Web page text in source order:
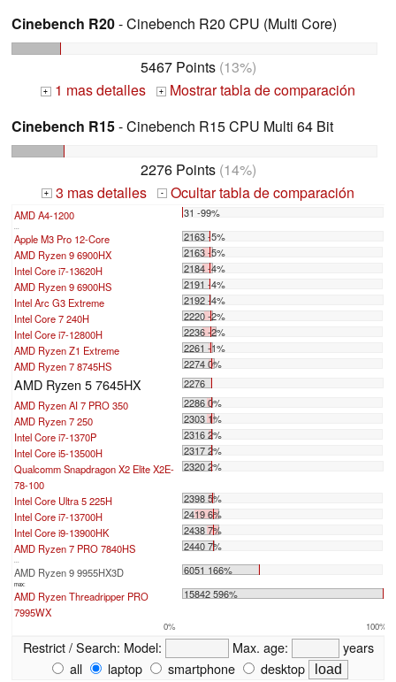
Cinebench R20- Cinebench R20 CPU (Multi Core)
5467 Points(13%)
+ 1 mas detalles +
Mostrar tabla de comparación
Cinebench R15- Cinebench R15 CPU Multi 64 Bit
2276 Points(14%)
+ 3 mas detalles - Ocultar tabla de comparación
AMD A4-1200 31 -99%
Apple M3 Pro 12-Core
2163 -5%
AMD Ryzen 9 6900HX
2163 -5%
Intel Core i7-13620H
2184 -4%
AMD Ryzen 9 6900HS
2191 -4%
Intel Arc G3 Extreme
2192 -4%
Intel Core 7 240H
2220 -2%
Intel Core i7-12800H
2236 -2%
AMD Ryzen Z1 Extreme
2261 -1%
AMD Ryzen 7 8745HS
2274 0%
AMD Ryzen 5 7645HX
2276
AMD Ryzen AI 7 PRO 350
2286 0%
AMD Ryzen 7 250
2303 1%
Intel Core i7-1370P
2316 2%
Intel Core i5-13500H
2317 2%
Qualcomm Snapdragon X2 Elite X2E-
78-100
2320 2%
Intel Core Ultra 5 225H
2398 5%
Intel Core i7-13700H
2419 6%
Intel Core i9-13900HK
2438 7%
AMD Ryzen 7 PRO 7840HS
2440 7%
AMD Ryzen 9 9955HX3D 6051 166%
max:
AMD Ryzen Threadripper PRO
7995WX
15842 596%
0% 100%
Restrict / Search: Model: Max. age:
years
all
laptop smartphone desktop